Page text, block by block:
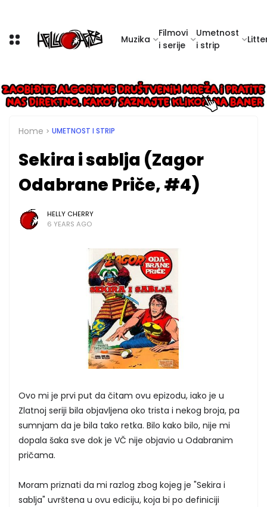
Muzika
Filmovi
i serije
Umetnost
i strip
Home UMETNOST I STRIP
Sekira i sablja (Zagor
Odabrane Priče, #4)
HELLY CHERRY
6 YEARS AGO
Ovo mi je prvi put da čitam ovu epizodu, iako je u
Zlatnoj seriji bila objavljena oko trista i nekog broja, pa
sumnjam da je bila tako retka. Bilo kako bilo, nije mi
dopala šaka sve dok je VČ nije objavio u Odabranim
pričama.
Moram priznati da mi razlog zbog kojeg je "Sekira i
sablja" uvrštena u ovu ediciju, koja bi po definiciji